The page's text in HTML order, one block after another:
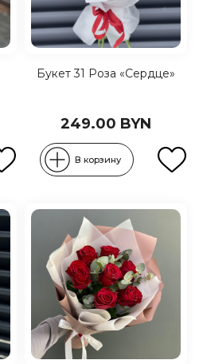
Букет 31 Роза «Сердце»
249.00 BYN
В корзину